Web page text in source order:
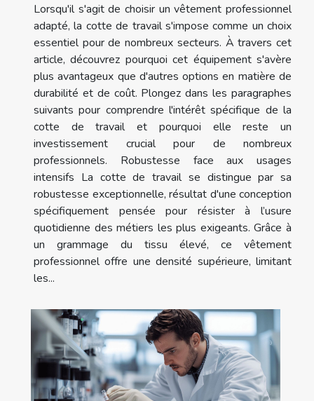
Lorsqu'il s'agit de choisir un vêtement professionnel
adapté, la cotte de travail s'impose comme un choix
essentiel pour de nombreux secteurs. À travers cet
article, découvrez pourquoi cet équipement s'avère
plus avantageux que d'autres options en matière de
durabilité et de coût. Plongez dans les paragraphes
suivants pour comprendre l'intérêt spécifique de la
cotte de travail et pourquoi elle reste un
investissement crucial pour de nombreux
professionnels. Robustesse face aux usages
intensifs La cotte de travail se distingue par sa
robustesse exceptionnelle, résultat d'une conception
spécifiquement pensée pour résister à l’usure
quotidienne des métiers les plus exigeants. Grâce à
un grammage du tissu élevé, ce vêtement
professionnel offre une densité supérieure, limitant
les...